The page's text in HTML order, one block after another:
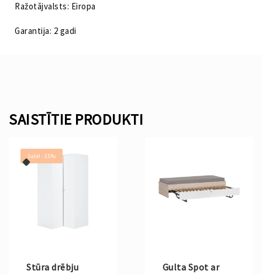
Ražotājvalsts: Eiropa
Garantija: 2 gadi
SAISTĪTIE PRODUKTI
Sale! -15%
Stūra drēbju
Gulta Spot ar